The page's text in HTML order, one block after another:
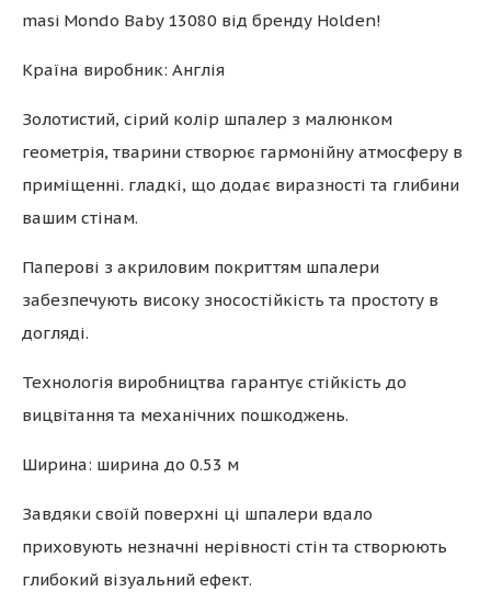
masi Mondo Baby 13080 від бренду Holden!
Країна виробник: Англія
Золотистий, сірий колір шпалер з малюнком
геометрія, тварини створює гармонійну атмосферу в
приміщенні. гладкі, що додає виразності та глибини
вашим стінам.
Паперові з акриловим покриттям шпалери
забезпечують високу зносостійкість та простоту в
догляді.
Технологія виробництва гарантує стійкість до
вицвітання та механічних пошкоджень.
Ширина: ширина до 0.53 м
Завдяки своїй поверхні ці шпалери вдало
приховують незначні нерівності стін та створюють
глибокий візуальний ефект.